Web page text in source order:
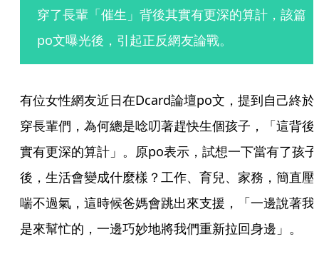
穿了長輩「催生」背後其實有更深的算計，該篇
po文曝光後，引起正反網友論戰。
有位女性網友近日在Dcard論壇po文，提到自己終於
穿長輩們，為何總是唸叨著趕快生個孩子，「這背後
實有更深的算計」。原po表示，試想一下當有了孩子
後，生活會變成什麼樣？工作、育兒、家務，簡直壓
喘不過氣，這時候爸媽會跳出來支援，「一邊說著我
是來幫忙的，一邊巧妙地將我們重新拉回身邊」。